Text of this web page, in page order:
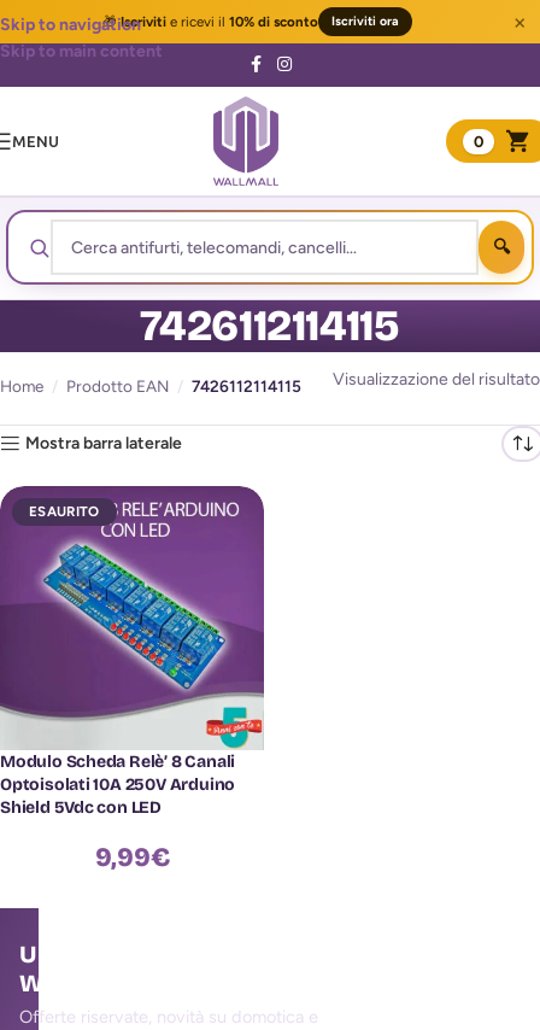
🎁Iscrivitie ricevi il 10% di sconto Iscriviti ora ×
Skip to navigation
Skip to main content
MENU 0
7426112114115
Home / Prodotto EAN / 7426112114115 Visualizzazione del risultato
Mostra barra laterale
ESAURITO
Modulo Scheda Relè’ 8 Canali
Optoisolati 10A 250V Arduino
Shield 5Vdc con LED
9,99€
Unisciti alla community
WallMall
Offerte riservate, novità su domotica e